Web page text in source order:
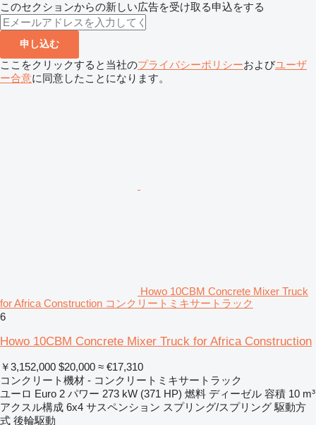
このセクションからの新しい広告を受け取る申込をする
申し込む
ここをクリックすると当社のプライバシーポリシーおよびユーザ
ー合意に同意したことになります。
Howo 10CBM Concrete Mixer Truck
for Africa Construction コンクリートミキサートラック
6
Howo 10CBM Concrete Mixer Truck for Africa Construction
￥3,152,000 $20,000 ≈ €17,310
コンクリート機材 - コンクリートミキサートラック
ユーロ Euro 2 パワー 273 kW (371 HP) 燃料 ディーゼル 容積 10 m³
アクスル構成 6x4 サスペンション スプリング/スプリング 駆動方
式 後輪駆動